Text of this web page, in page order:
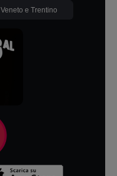
Veneto e Trentino